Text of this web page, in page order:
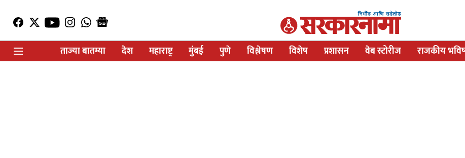
ताज्या बातम्या
देश महाराष्ट्र मुंबई पुणे विश्लेषण विशेष प्रशासन वेब स्टोरीज राजकीय